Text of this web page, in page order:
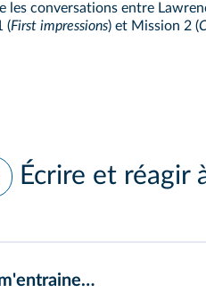
les conversations entre
(First impressions) et Mission 2 (
Écrire et réagir